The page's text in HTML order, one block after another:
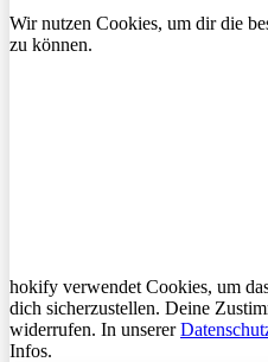
Wir nutzen Cookies, um dir die
zu können.
hokify verwendet Cookies, um
dich sicherzustellen. Deine
widerrufen. In unserer
Infos.